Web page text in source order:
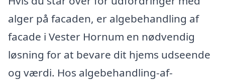
alger på facaden, er algebehandling af
facade i Vester Hornum en nødvendig
løsning for at bevare dit hjems udseende
og værdi. Hos algebehandling-af-